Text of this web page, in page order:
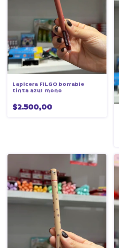
Lapicera FILGO borrable
tinta azul mono
$2.500,00